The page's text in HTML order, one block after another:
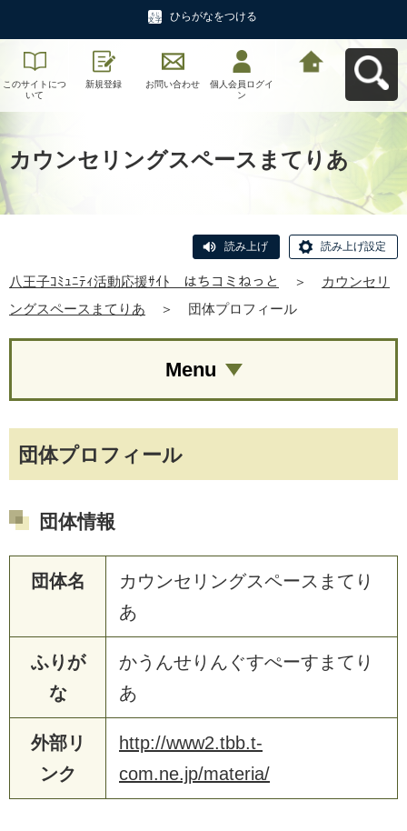
ひらがなをつける
このサイトにつ
いて
新規登録 お問い合わせ
個人会員ログイ
ン
カウンセリングスペースまてりあ
読み上げ 読み上げ設定
八王子ｺﾐｭﾆﾃｨ活動応援ｻｲﾄ はちコミねっと ＞
カウンセリ
ングスペースまてりあ
＞ 団体プロフィール
団体プロフィール
団体情報
団体名
カウンセリングスペースまてり
あ
ふりが
な
かうんせりんぐすぺーすまてり
あ
外部リ
ンク
http://www2.tbb.t-
com.ne.jp/materia/
Menu